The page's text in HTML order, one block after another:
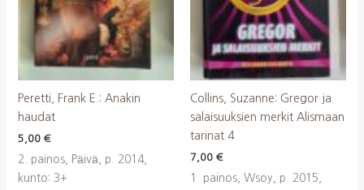
Peretti, Frank E.: Anakin
haudat
5,00 €
2. painos, Päivä, p. 2014,
kunto: 3+
Collins, Suzanne: Gregor ja
salaisuuksien merkit Alismaan
tarinat 4
7,00 €
1. painos, Wsoy, p. 2015,